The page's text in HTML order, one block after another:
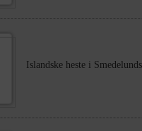
Islandske heste i